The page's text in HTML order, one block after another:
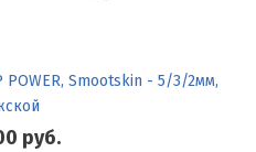
POWER, Smootskin - 5/3/2мм,
руб.